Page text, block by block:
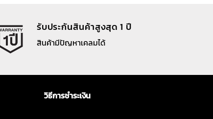
รับประกันสินค้าสูงสุด 1 ปี
สินค้ามีปัญหาเคลมได้
วิธีการชำระเงิน